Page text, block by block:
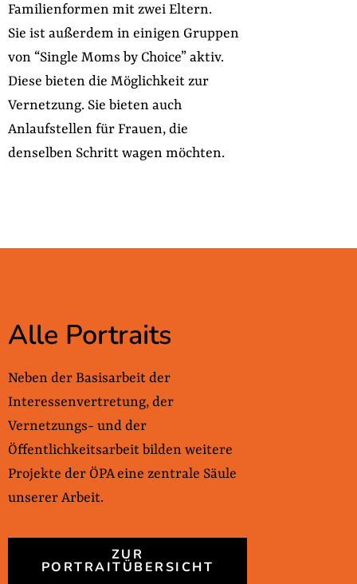
Familienformen mit zwei Eltern.
Sie ist außerdem in einigen Gruppen
von “Single Moms by Choice” aktiv.
Diese bieten die Möglichkeit zur
Vernetzung. Sie bieten auch
Anlaufstellen für Frauen, die
denselben Schritt wagen möchten.
Alle Portraits
Neben der Basisarbeit der
Interessenvertretung, der
Vernetzungs- und der
Öffentlichkeitsarbeit bilden weitere
Projekte der ÖPA eine zentrale Säule
unserer Arbeit.
ZUR
PORTRAITÜBERSICHT